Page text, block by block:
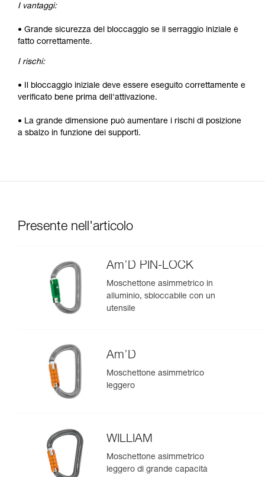
I vantaggi:
• Grande sicurezza del bloccaggio se il serraggio iniziale è
fatto correttamente.
I rischi:
• Il bloccaggio iniziale deve essere eseguito correttamente e
verificato bene prima dell'attivazione.
• La grande dimensione può aumentare i rischi di posizione
a sbalzo in funzione dei supporti.
Presente nell'articolo
Am’D PIN-LOCK
Moschettone asimmetrico in
alluminio, sbloccabile con un
utensile
Am’D
Moschettone asimmetrico
leggero
WILLIAM
Moschettone asimmetrico
leggero di grande capacità